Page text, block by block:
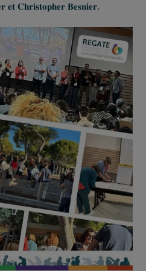
𝐂𝐡𝐫𝐢𝐬𝐭𝐨𝐩𝐡𝐞𝐫 𝐁𝐞𝐬𝐧𝐢𝐞𝐫.